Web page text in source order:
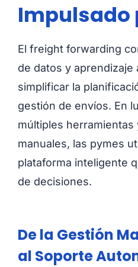
Impulsado
El freight forwarding
de datos y aprendizaje
simplificar la
gestión de envíos. En
múltiples herramientas
manuales, las pymes
plataforma inteligente
de decisiones.
De la Gestión
al Soporte